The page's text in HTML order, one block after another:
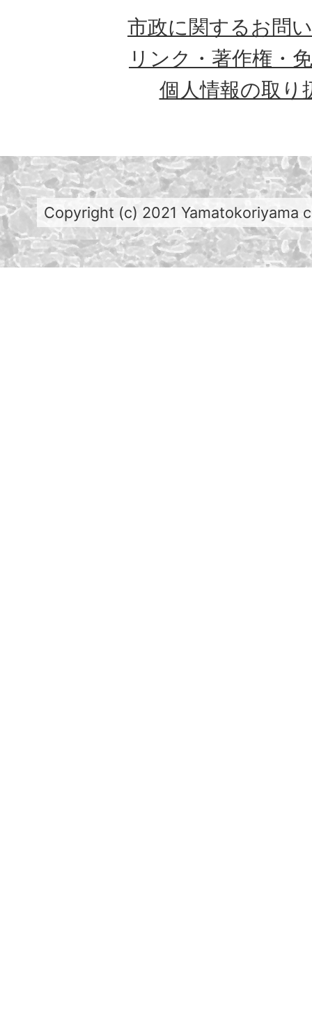
市政に関するお問
リンク・著作権・
個人情報の取り
Copyright (c) 2021 Yamatokoriyama